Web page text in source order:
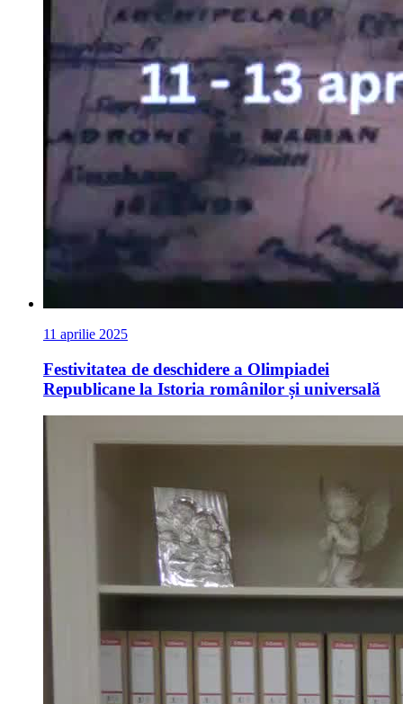
11 aprilie 2025
Festivitatea de deschidere a Olimpiadei
Republicane la Istoria românilor și universală